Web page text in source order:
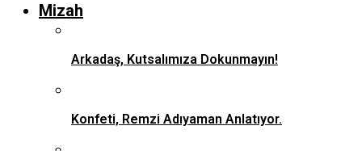
Mizah
Arkadaş, Kutsalımıza Dokunmayın!
Konfeti, Remzi Adıyaman Anlatıyor.